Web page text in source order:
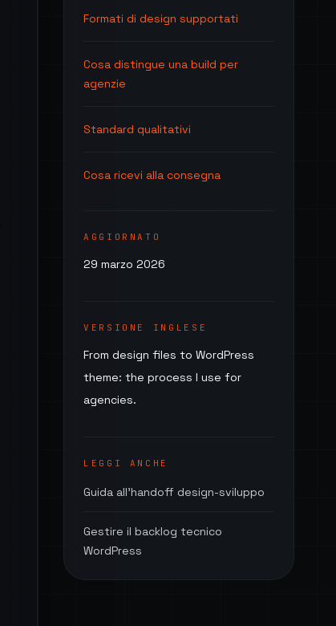
Formati di design supportati
Cosa distingue una build per
agenzie
Standard qualitativi
Cosa ricevi alla consegna
AGGIORNATO
29 marzo 2026
VERSIONE INGLESE
From design files to WordPress
theme: the process I use for
agencies.
LEGGI ANCHE
Guida all'handoff design-sviluppo
Gestire il backlog tecnico
WordPress